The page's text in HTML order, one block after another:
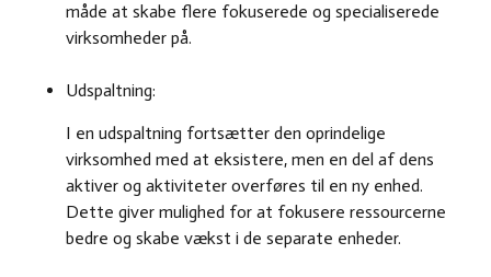
måde at skabe flere fokuserede og specialiserede
virksomheder på.
Udspaltning:
I en udspaltning fortsætter den oprindelige
virksomhed med at eksistere, men en del af dens
aktiver og aktiviteter overføres til en ny enhed.
Dette giver mulighed for at fokusere ressourcerne
bedre og skabe vækst i de separate enheder.